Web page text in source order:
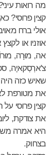
מה רואות
קצין פרוסי?
אולי ברח
אוזניו או
אה, מוּרָה,
צ'ארְסְקאיָה,
שאיש כזה היה
את מטורפת
קצין פרוסי על
את צודקת,
היא אמרה
בצחוק.